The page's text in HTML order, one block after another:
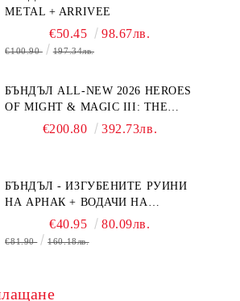
METAL + ARRIVEE
€50.45 98.67лв.
€100.90 197.34лв.
БЪНДЪЛ ALL-NEW 2026 HEROES
OF MIGHT & MAGIC III: THE
BOARD GAME EXPANSIONS -
€200.80 392.73лв.
БЪНДЪЛ - ИЗГУБЕНИТЕ РУИНИ
НА АРНАК + ВОДАЧИ НА
ЕКСПЕДИЦИИ + ПРОМО КАРТИ
БЕЗПЛАТНО
€40.95 80.09лв.
€81.90 160.18лв.